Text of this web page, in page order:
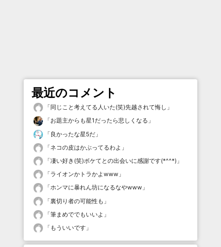
最近のコメント
「同じこと考えてる人いた(笑)先越されて悔し 」
「お題主からも星1だったら悲しくなる 」
「 良かったな星5だ 」
「ネコの皮はかぶってるわよ 」
「凄い好き(笑)ボケてとの出会いに感謝です(*^^*) 」
「ライオンかトラかよwww 」
「ホンマに暴れん坊になるなやwww 」
「裏切り者の可能性も 」
「筆まめででもいいよ 」
「 もういいです 」